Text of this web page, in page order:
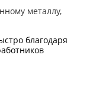
металлу,
благодаря